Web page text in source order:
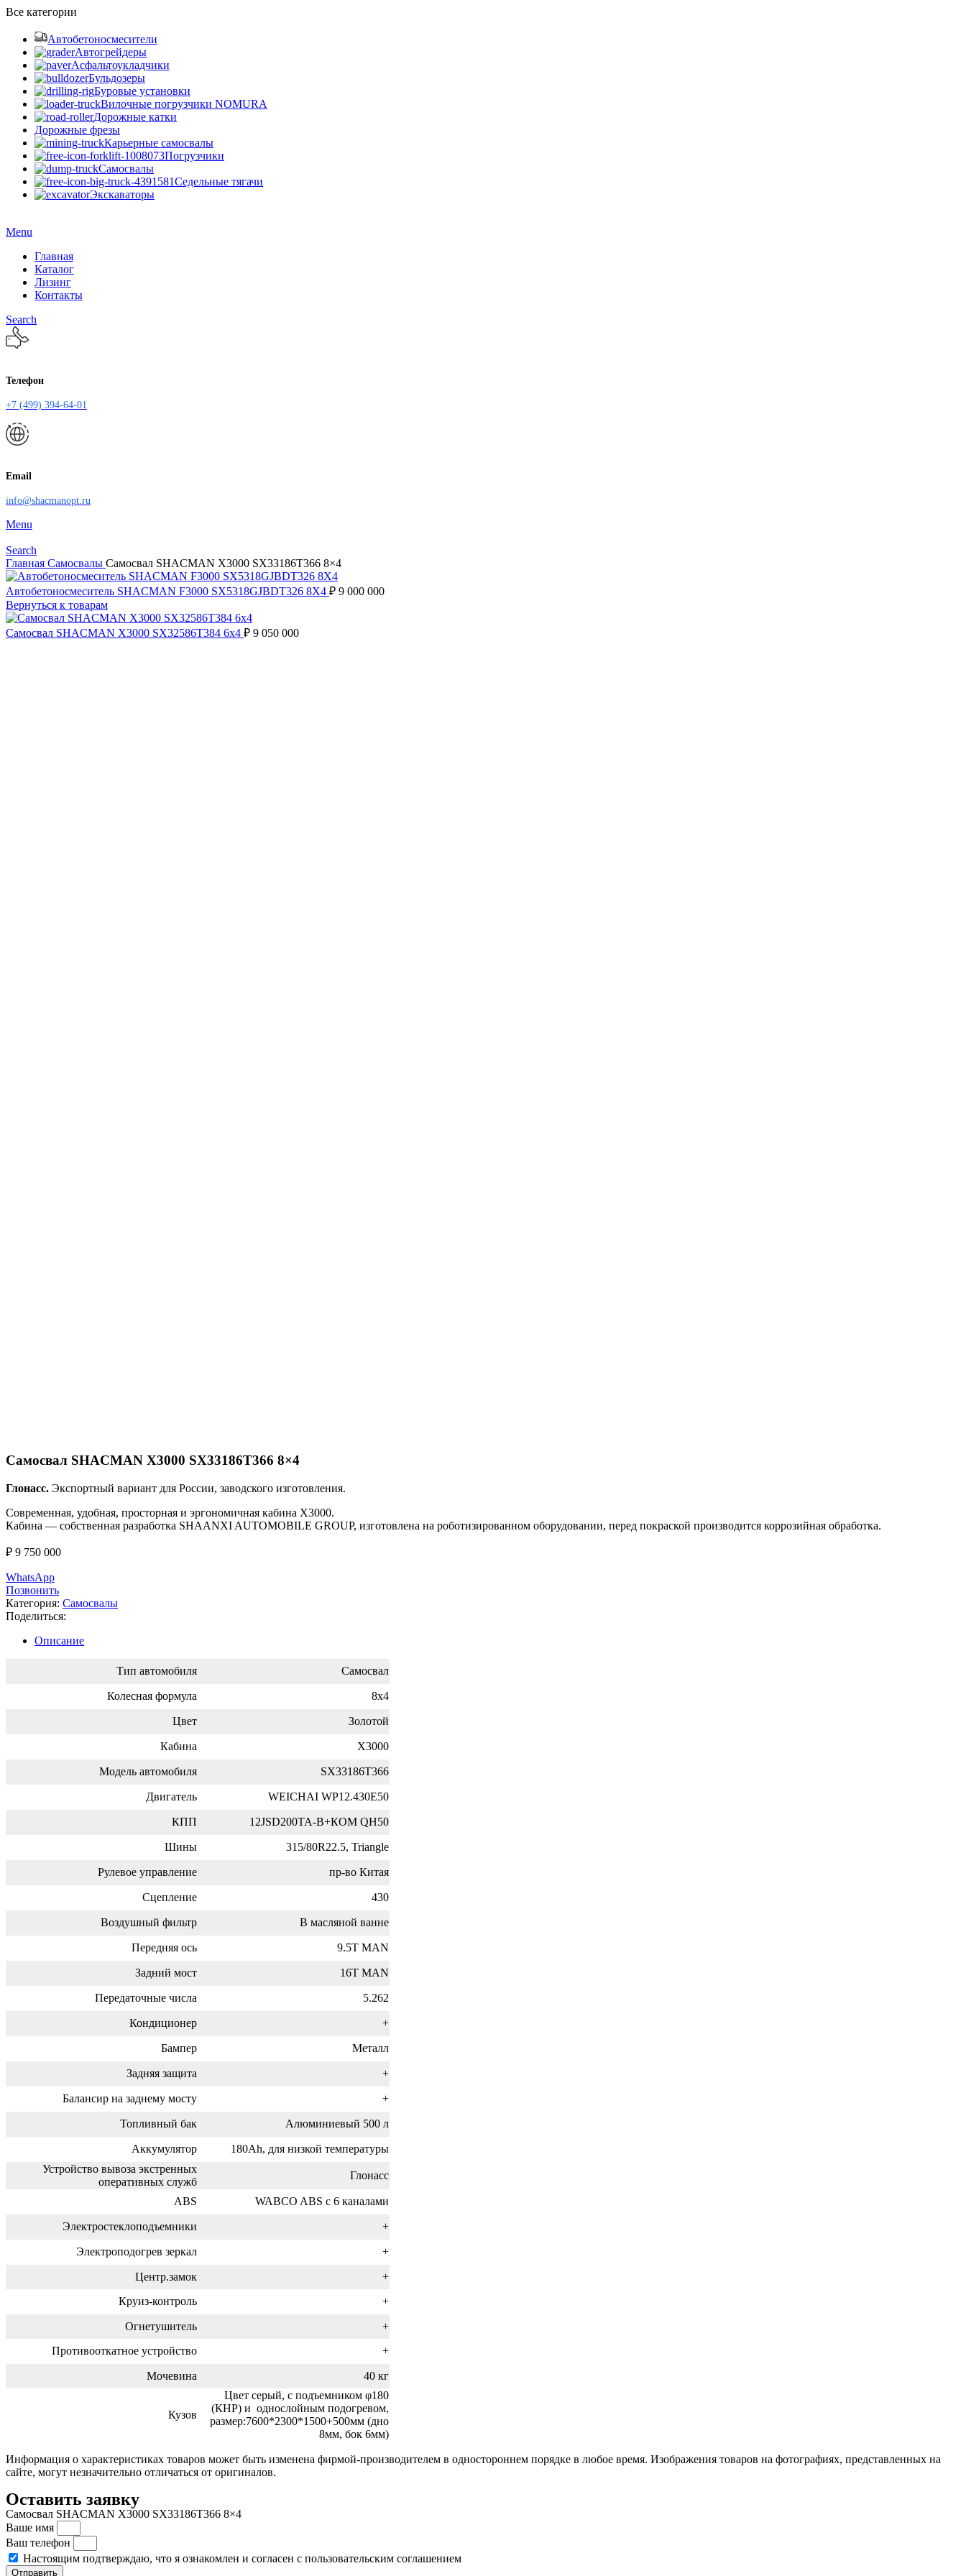
Все категории
Автобетоносмесители
Автогрейдеры
Асфальтоукладчики
Бульдозеры
Буровые установки
Вилочные погрузчики NOMURA
Дорожные катки
Дорожные фрезы
Карьерные самосвалы
Погрузчики
Самосвалы
Седельные тягачи
Экскаваторы
Menu
Главная
Каталог
Лизинг
Контакты
Search
Телефон
+7 (499) 394-64-01
Email
info@shacmanopt.ru
Menu
Search
Главная Самосвалы Самосвал SHACMAN X3000 SX33186T366 8×4
Автобетоносмеситель SHACMAN F3000 SX5318GJBDT326 8X4 ₽ 9 000 000
Вернуться к товарам
Самосвал SHACMAN X3000 SX32586T384 6x4 ₽ 9 050 000
Самосвал SHACMAN X3000 SX33186T366 8×4
Глонасс. Экспортный вариант для России, заводского изготовления.
Современная, удобная, просторная и эргономичная кабина X3000.
Кабина — собственная разработка SHAANXI AUTOMOBILE GROUP, изготовлена на роботизированном оборудовании, перед покраской производится коррозийная обработка.
₽ 9 750 000
WhatsApp
Позвонить
Категория: Самосвалы
Поделиться:
Описание
Тип автомобиля Самосвал
Колесная формула 8х4
Цвет Золотой
Кабина X3000
Модель автомобиля SX33186T366
Двигатель WEICHAI WP12.430E50
КПП 12JSD200TA-B+КОМ QH50
Шины 315/80R22.5, Triangle
Рулевое управление пр-во Китая
Сцепление 430
Воздушный фильтр В масляной ванне
Передняя ось 9.5T MAN
Задний мост 16T MAN
Передаточные числа 5.262
Кондиционер +
Бампер Металл
Задняя защита +
Балансир на заднему мосту +
Топливный бак Алюминиевый 500 л
Аккумулятор
180Ah, для низкой температуры
Устройство вывоза экстренных
оперативных служб
Глонасс
ABS WABCO ABS с 6 каналами
Электростеклоподъемники +
Электроподогрев зеркал +
Центр.замок
+
Круиз-контроль
+
Огнетушитель
+
Противооткатное устройство
+
Мочевина 40 кг
Кузов
Цвет серый, с подъемником φ180
(КНР) и однослойным подогревом,
размер:7600*2300*1500+500мм (дно
8мм, бок 6мм)
Информация о характеристиках товаров может быть изменена фирмой-производителем в одностороннем порядке в любое время. Изображения товаров на фотографиях, представленных на
сайте, могут незначительно отличаться от оригиналов.
Оставить заявку
Самосвал SHACMAN X3000 SX33186T366 8×4
Ваше имя
Ваш телефон
Настоящим подтверждаю, что я ознакомлен и согласен с пользовательским соглашением
Отправить